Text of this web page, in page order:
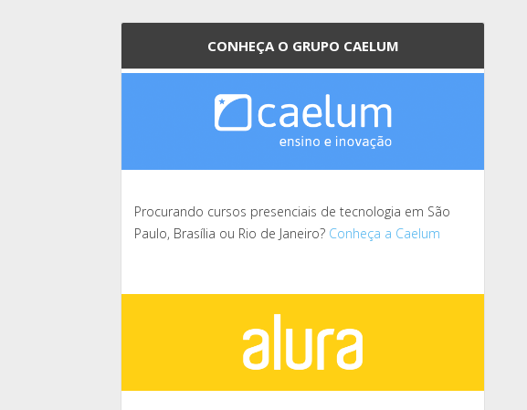
CONHEÇA O GRUPO CAELUM
Procurando cursos presenciais de tecnologia em São
Paulo, Brasília ou Rio de Janeiro? Conheça a Caelum